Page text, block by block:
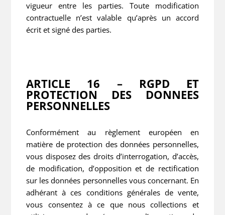
vigueur entre les parties. Toute modification
contractuelle n’est valable qu’après un accord
écrit et signé des parties.
ARTICLE 16 – RGPD ET
PROTECTION DES DONNEES
PERSONNELLES
Conformément au règlement européen en
matière de protection des données personnelles,
vous disposez des droits d’interrogation, d’accès,
de modification, d’opposition et de rectification
sur les données personnelles vous concernant. En
adhérant à ces conditions générales de vente,
vous consentez à ce que nous collections et